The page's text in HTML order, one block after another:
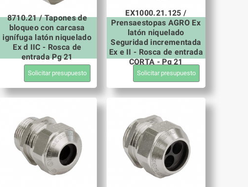
8710.21 / Tapones de
bloqueo con carcasa
ignífuga latón niquelado
Ex d IIC - Rosca de
entrada Pg 21
Solicitar presupuesto
EX1000.21.125 /
Prensaestopas AGRO Ex
latón niquelado
Seguridad incrementada
Ex e II - Rosca de entrada
CORTA - Pg 21
Solicitar presupuesto